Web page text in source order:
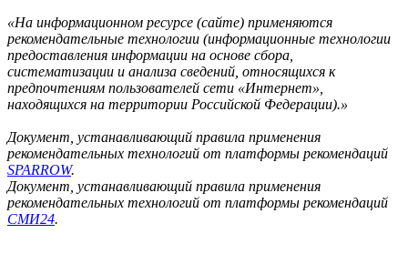
«На информационном ресурсе (сайте) применяются
рекомендательные технологии (информационные технологии
предоставления информации на основе сбора,
систематизации и анализа сведений, относящихся к
предпочтениям пользователей сети «Интернет»,
находящихся на территории Российской Федерации).»
Документ, устанавливающий правила применения
рекомендательных технологий от платформы рекомендаций
SPARROW.
Документ, устанавливающий правила применения
рекомендательных технологий от платформы рекомендаций
СМИ24.